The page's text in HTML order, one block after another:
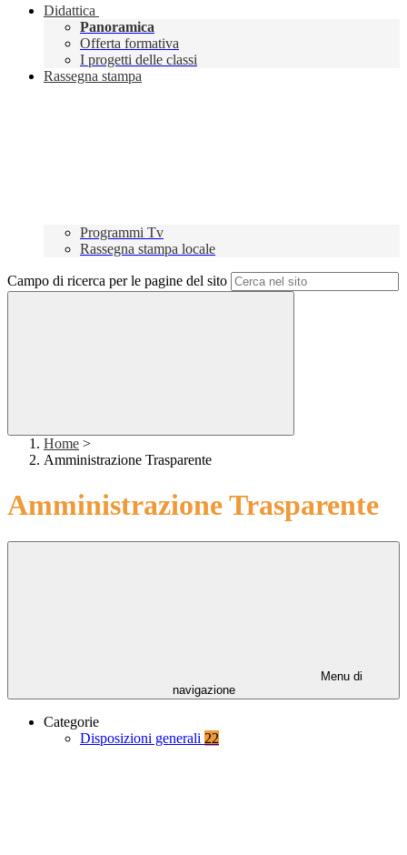
Didattica
Panoramica
Offerta formativa
I progetti delle classi
Rassegna stampa
Programmi Tv
Rassegna stampa locale
Campo di ricerca per le pagine del sito
Home >
Amministrazione Trasparente
Amministrazione Trasparente
Menu di
navigazione
Categorie
Disposizioni generali 22